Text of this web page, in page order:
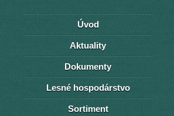
Úvod
Aktuality
Dokumenty
Lesné hospodárstvo
Sortiment